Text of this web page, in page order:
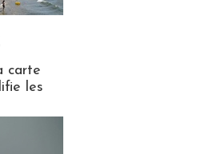
carte
les